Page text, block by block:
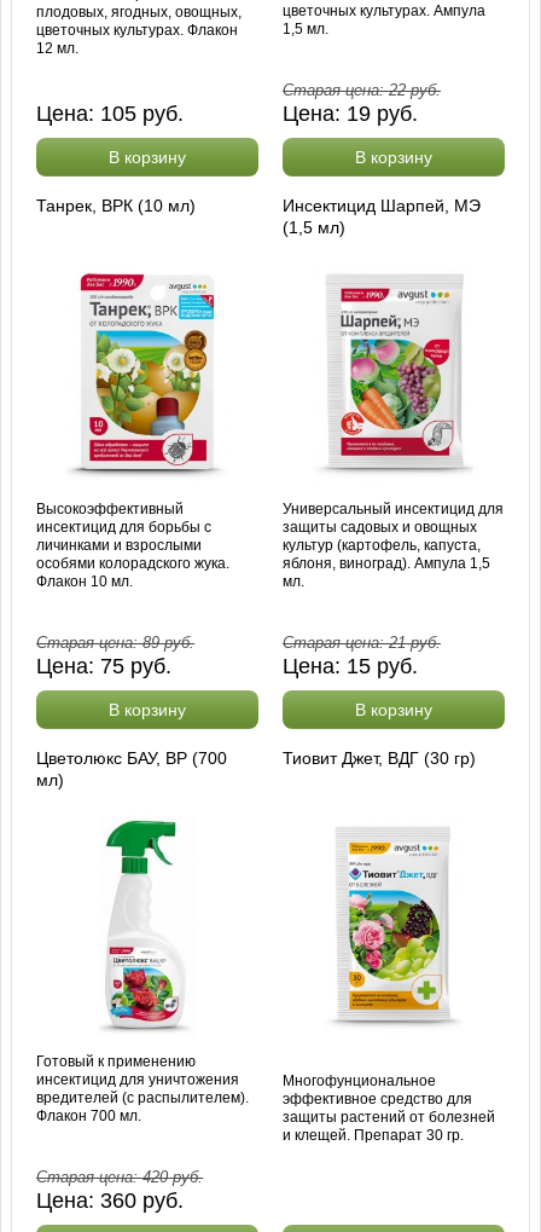
плодовых, ягодных, овощных,
цветочных культурах. Флакон
12 мл.
Цена: 105 руб.
В корзину
цветочных культурах. Ампула
1,5 мл.
Старая цена:22руб.
Цена: 19 руб.
В корзину
Танрек, ВРК (10 мл)
Высокоэффективный
инсектицид для борьбы с
личинками и взрослыми
особями колорадского жука.
Флакон 10 мл.
Старая цена:89руб.
Цена: 75 руб.
В корзину
Инсектицид Шарпей, МЭ
(1,5 мл)
Универсальный инсектицид для
защиты садовых и овощных
культур (картофель, капуста,
яблоня, виноград). Ампула 1,5
мл.
Старая цена:21руб.
Цена: 15 руб.
В корзину
Цветолюкс БАУ, ВР (700
мл)
Готовый к применению
инсектицид для уничтожения
вредителей (с распылителем).
Флакон 700 мл.
Старая цена:420руб.
Цена:360 руб.
Тиовит Джет, ВДГ (30 гр)
Многофунциональное
эффективное средство для
защиты растений от болезней
и клещей. Препарат 30 гр.